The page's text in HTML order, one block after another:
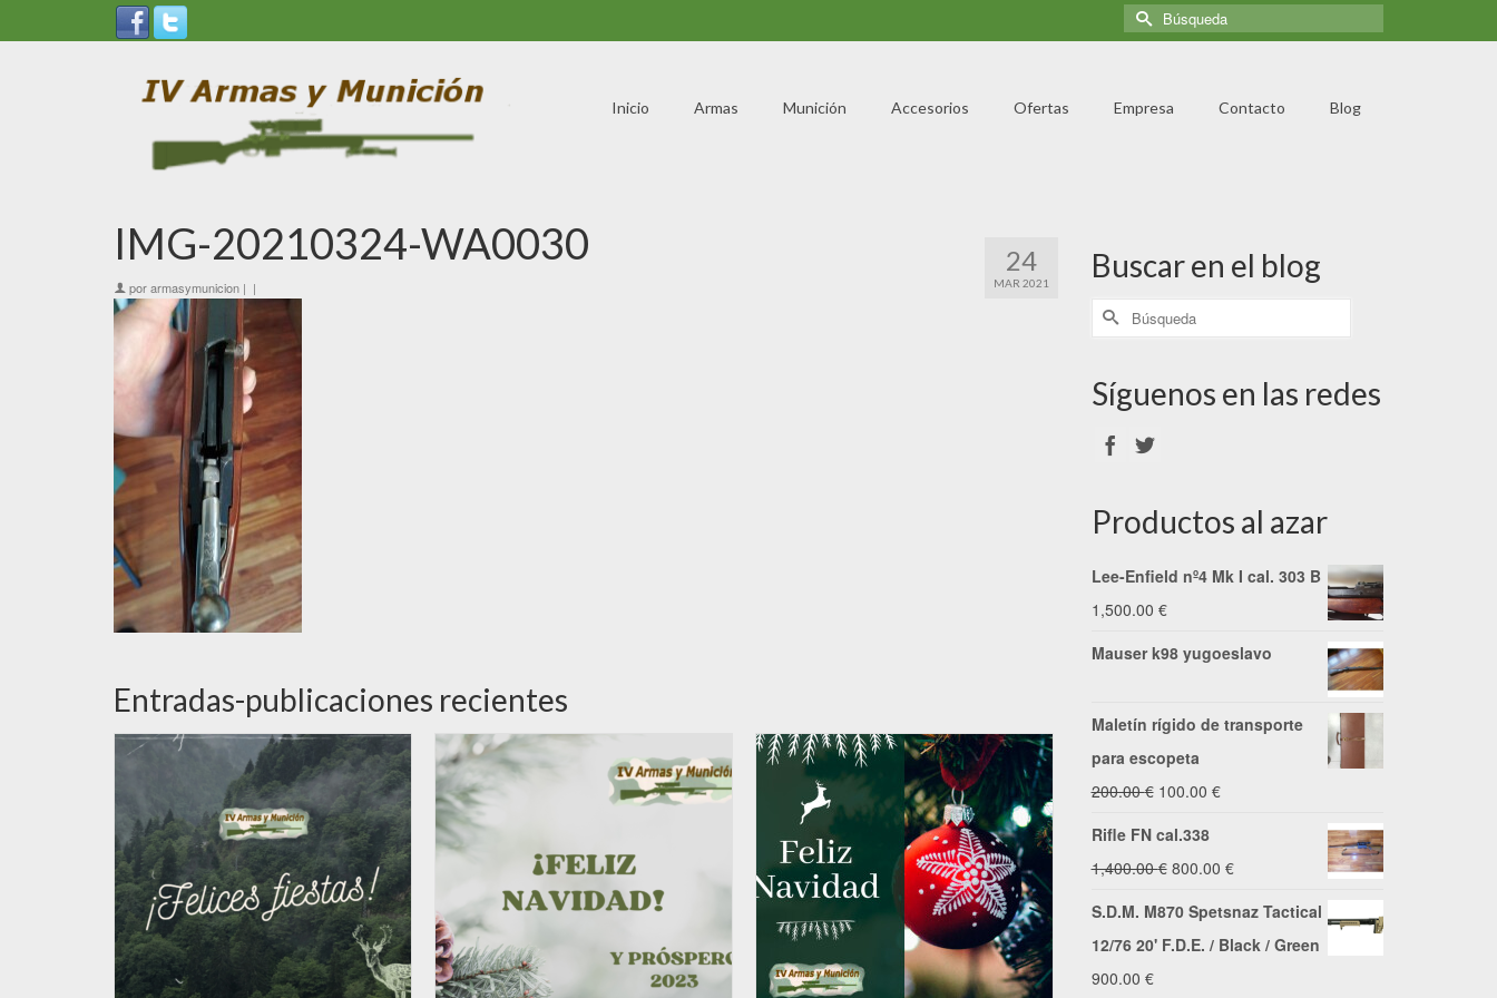
Inicio Armas Munición Accesorios Ofertas Empresa Contacto Blog
24
MAR 2021
IMG-20210324-WA0030
porarmasymunicion | |
Entradas-publicaciones recientes
Buscar en el blog
Síguenos en las redes
Productos al azar
Lee-Enfield nº4 Mk I cal. 303 B
1,500.00 €
Mauser k98 yugoeslavo
Maletín rígido de transporte
para escopeta
200.00€ El
precio
200.00 €.
100.00 €El
100.00 €.
Rifle FN cal.338
1,400.00€ El
precio
original
800.00 €El
precio
actual
S.D.M. M870 Spetsnaz Tactical
12/76 20' F.D.E. / Black / Green
900.00 €